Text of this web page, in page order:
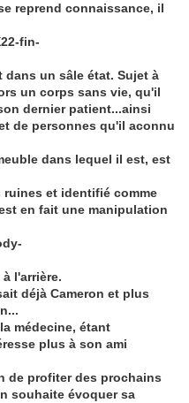
reprend connaissance, il
un sâle état. Sujet à
un corps sans vie, qu'il
dernier patient...ainsi
de personnes qu'il aconnu
dans lequel il est, est
et identifié comme
en fait une manipulation
l'arrière.
déjà Cameron et plus
médecine, étant
plus à son ami
de profiter des prochains
souhaite évoquer sa